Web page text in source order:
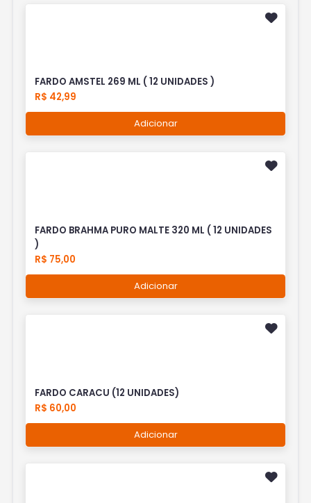
FARDO AMSTEL 269 ML ( 12 UNIDADES )
R$ 42,99
Adicionar
FARDO BRAHMA PURO MALTE 320 ML ( 12 UNIDADES
)
R$ 75,00
Adicionar
FARDO CARACU (12 UNIDADES)
R$ 60,00
Adicionar